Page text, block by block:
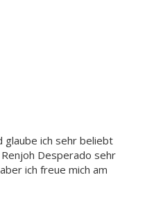
glaube ich sehr beliebt
Desperado sehr
ich freue mich am